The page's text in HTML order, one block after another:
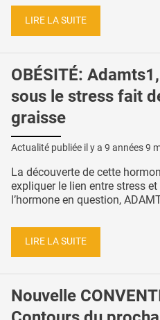
LIRE LA SUITE
OBÉSITÉ:
sous le stress fait
graisse
Actualité publiée il y a 9 années 9
La découverte de cette
expliquer le lien entre stress
l’hormone en question,
LIRE LA SUITE
Nouvelle